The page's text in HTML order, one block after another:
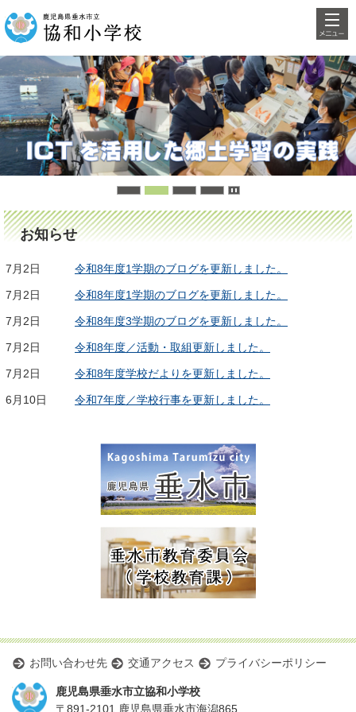
鹿児島県垂水
市立協和小学
校
検索・
共通メ
ニュー
お知らせ
7月2日 令和8年度1学期のブログを更新しました。
7月2日 令和8年度1学期のブログを更新しました。
7月2日 令和8年度3学期のブログを更新しました。
7月2日 令和8年度／活動・取組更新しました。
7月2日 令和8年度学校だよりを更新しました。
6月10日 令和7年度／学校行事を更新しました。
お問い合わせ先 交通アクセス プライバシーポリシー
鹿児島県垂水市立協和小学校
〒891-2101 鹿児島県垂水市海潟865